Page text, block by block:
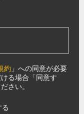
約 」への同意が必要
る場合「同意す
さい。